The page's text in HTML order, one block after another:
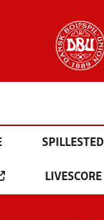
SPILLESTED
LIVESCORE